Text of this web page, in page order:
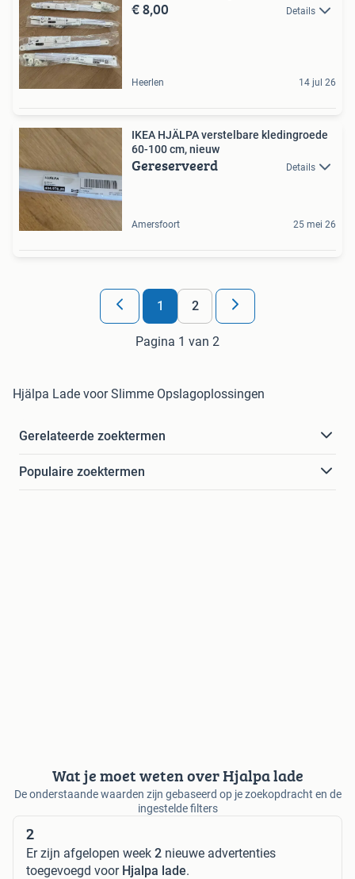
€ 8,00 Details
Heerlen 14 jul 26
IKEA HJÄLPA verstelbare kledingroede
60-100 cm, nieuw
Gereserveerd Details
Amersfoort 25 mei 26
1 2
Pagina 1 van 2
Hjälpa Lade voor Slimme Opslagoplossingen
Gerelateerde zoektermen
Populaire zoektermen
Wat je moet weten over Hjalpa lade
De onderstaande waarden zijn gebaseerd op je zoekopdracht en de
ingestelde filters
2
Er zijn afgelopen week 2 nieuwe advertenties
toegevoegd voor Hjalpa lade.